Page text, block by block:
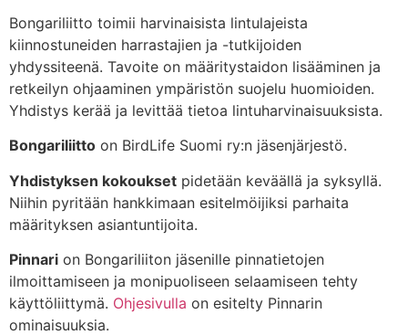
Bongariliitto toimii harvinaisista lintulajeista
kiinnostuneiden harrastajien ja -tutkijoiden
yhdyssiteenä. Tavoite on määritystaidon lisääminen ja
retkeilyn ohjaaminen ympäristön suojelu huomioiden.
Yhdistys kerää ja levittää tietoa lintuharvinaisuuksista.
Bongariliitto on BirdLife Suomi ry:n jäsenjärjestö.
Yhdistyksen kokoukset pidetään keväällä ja syksyllä.
Niihin pyritään hankkimaan esitelmöijiksi parhaita
määrityksen asiantuntijoita.
Pinnari on Bongariliiton jäsenille pinnatietojen
ilmoittamiseen ja monipuoliseen selaamiseen tehty
käyttöliittymä. Ohjesivulla on esitelty Pinnarin
ominaisuuksia.